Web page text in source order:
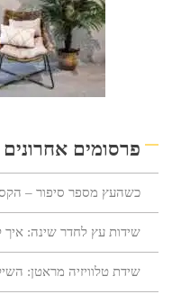
פרסומים אחרונים
כשהעץ מספר סיפור –
שידות עץ לחדר שינה: איך
שידת טלוויזיה מראטן: